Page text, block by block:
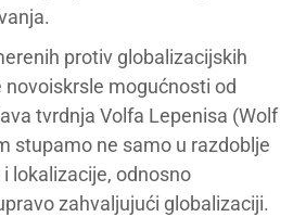
protiv globalizacijskih
novoiskrsle mogućnosti od
tvrdnja Volfa Lepenisa (Wolf
stupamo ne samo u razdoblje
lokalizacije, odnosno
zahvaljujući globalizaciji.